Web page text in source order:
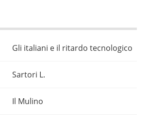
Gli italiani e il ritardo tecnologico
Sartori L.
Il Mulino